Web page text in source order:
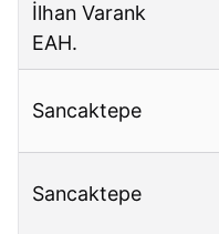
İlhan Varank
EAH.
Sancaktepe
Sancaktepe